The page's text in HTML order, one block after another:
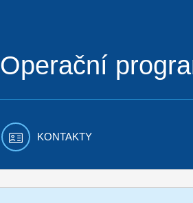
Operační
KONTAKTY